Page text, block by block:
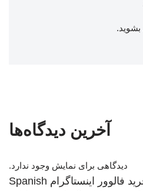
بشوید.
آخرین دیدگاه‌ها
دیدگاهی برای نمایش وجود ندارد.
فالوور اینستاگرام Spanish